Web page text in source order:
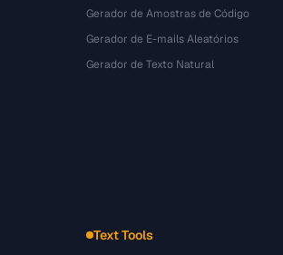
Gerador de Amostras de Código
Gerador de E-mails Aleatórios
Gerador de Texto Natural
Text Tools